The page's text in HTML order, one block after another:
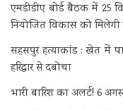
एमडीडीए बोर्ड बैठक में 25
नियोजित विकास को मिलेगी
सहसपुर हत्याकांड : खेत में
हरिद्वार से दबोचा
भारी बारिश का अलर्ट! 6